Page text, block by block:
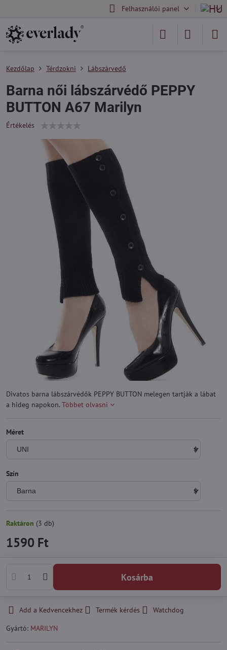
Felhasználói panel
Kezdőlap Térdzokni Lábszárvedő
Barna női lábszárvédő PEPPY
BUTTON A67 Marilyn
Értékelés
Divatos barna lábszárvédők PEPPY BUTTON melegen tartják a lábat
a hideg napokon. Többet olvasni
Méret
Szín
Raktáron (3 db)
1590 Ft
Kosárba
Add a Kedvencekhez Termék kérdés
Watchdog
Gyártó: MARILYN